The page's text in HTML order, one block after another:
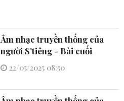
Âm nhạc truyền thống của
người S’tiêng - Bài cuối
22/05/2025 08:50